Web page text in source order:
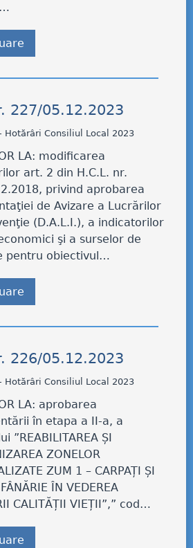
227/05.12.2023
Hotărâri Consiliul Local 2023
LA: modificarea
art. 2 din H.C.L. nr.
privind aprobarea
de Avizare a Lucrărilor
(D.A.L.I.), a indicatorilor
şi a surselor de
pentru obiectivul…
226/05.12.2023
Hotărâri Consiliul Local 2023
LA: aprobarea
în etapa a II-a, a
”REABILITAREA ȘI
ZONELOR
ZUM 1 – CARPAȚI ȘI
ÎN VEDEREA
CALITĂȚII VIEȚII”,” cod…